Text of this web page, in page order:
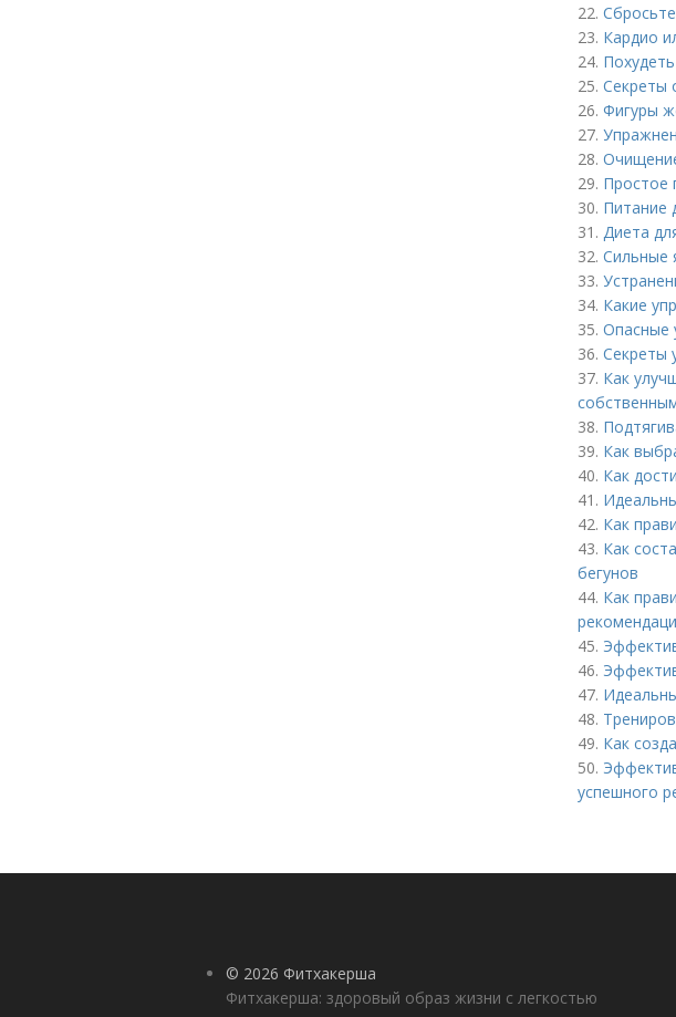
22.
23. Кардио
24.
25. Секреты
26. Фигуры
27.
28.
29. Простое
30. Питание
31. Диета
32. Сильные
33.
34. Какие
35. Опасные
36. Секреты
37. Как
38.
39. Как
40. Как
41.
42. Как
43. Как
бегунов
44. Как
45.
46.
47.
48.
49. Как
50.
успешного
© 2026 Фитхакерша
Фитхакерша: здоровый образ жизни с легкостью